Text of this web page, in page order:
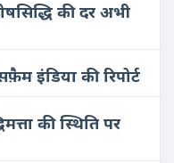
की दर अभी
इंडिया की रिपोर्ट
की स्थिति पर